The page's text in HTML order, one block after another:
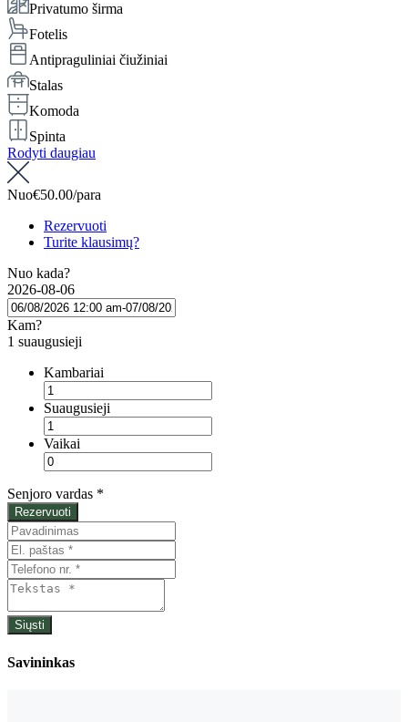
Privatumo širma
Fotelis
Antipraguliniai čiužiniai
Stalas
Komoda
Spinta
Rodyti daugiau
Nuo€50.00/para
Rezervuoti
Turite klausimų?
Nuo kada?
2026-08-06
Kam?
1 suaugusieji
Kambariai
Suaugusieji
Vaikai
Senjoro vardas *
Rezervuoti
Savininkas